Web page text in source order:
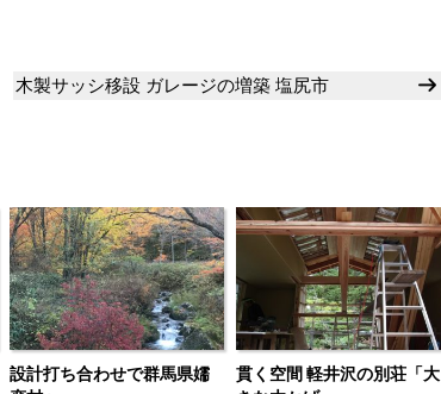
木製サッシ移設 ガレージの増築 塩尻市
設計打ち合わせで群馬県嬬
貫く空間 軽井沢の別荘「大